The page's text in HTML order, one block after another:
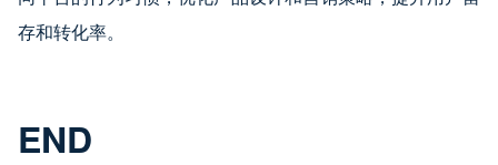
存和转化率。
END